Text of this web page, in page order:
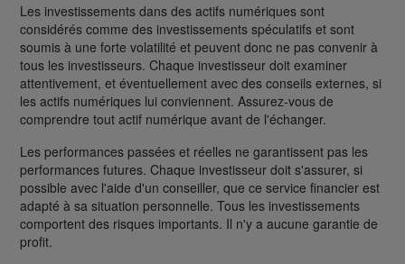
Les investissements dans des actifs numériques sont
considérés comme des investissements spéculatifs et sont
soumis à une forte volatilité et peuvent donc ne pas convenir à
tous les investisseurs. Chaque investisseur doit examiner
attentivement, et éventuellement avec des conseils externes, si
les actifs numériques lui conviennent. Assurez-vous de
comprendre tout actif numérique avant de l'échanger.
Les performances passées et réelles ne garantissent pas les
performances futures. Chaque investisseur doit s'assurer, si
possible avec l'aide d'un conseiller, que ce service financier est
adapté à sa situation personnelle. Tous les investissements
comportent des risques importants. Il n'y a aucune garantie de
profit.